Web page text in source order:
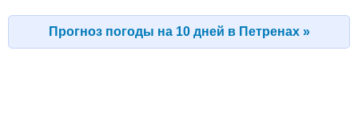
Прогноз погоды на 10 дней в Петренах »